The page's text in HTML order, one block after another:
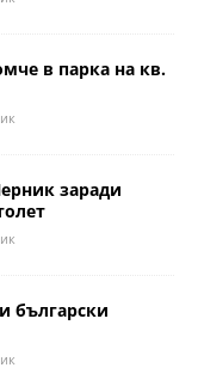
в парка на кв.
заради
български